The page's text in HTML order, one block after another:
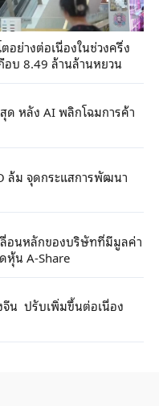
อย่างต่อเนื่องในช่วงครึ่ง
อบ 8.49 ล้านล้านหยวน
ด หลัง AI พลิกโฉมการค้า
ล้ม จุดกระแสการพัฒนา
อนหลักของบริษัทที่มีมูลค่า
หุ้น A-Share
จีน ปรับเพิ่มขึ้นต่อเนื่อง